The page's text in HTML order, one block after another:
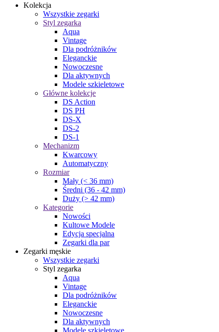
Kolekcja
Wszystkie zegarki
Styl zegarka
Aqua
Vintage
Dla podróżników
Eleganckie
Nowoczesne
Dla aktywnych
Modele szkieletowe
Główne kolekcje
DS Action
DS PH
DS-X
DS-2
DS-1
Mechanizm
Kwarcowy
Automatyczny
Rozmiar
Mały (< 36 mm)
Średni (36 - 42 mm)
Duży (> 42 mm)
Kategorie
Nowości
Kultowe Modele
Edycja specjalna
Zegarki dla par
Zegarki męskie
Wszystkie zegarki
Styl zegarka
Aqua
Vintage
Dla podróżników
Eleganckie
Nowoczesne
Dla aktywnych
Modele szkieletowe